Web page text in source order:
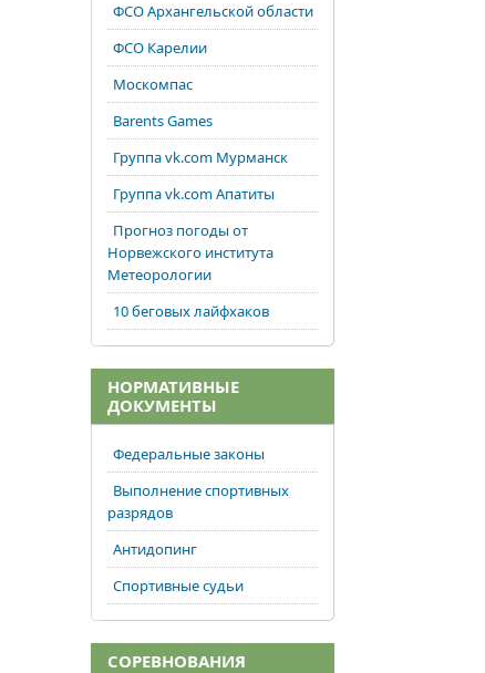
ФСО Архангельской области
ФСО Карелии
Москомпас
Barents Games
Группа vk.com Мурманск
Группа vk.com Апатиты
Прогноз погоды от
Норвежского института
Метеорологии
10 беговых лайфхаков
НОРМАТИВНЫЕ
ДОКУМЕНТЫ
Федеральные законы
Выполнение спортивных
разрядов
Антидопинг
Спортивные судьи
СОРЕВНОВАНИЯ